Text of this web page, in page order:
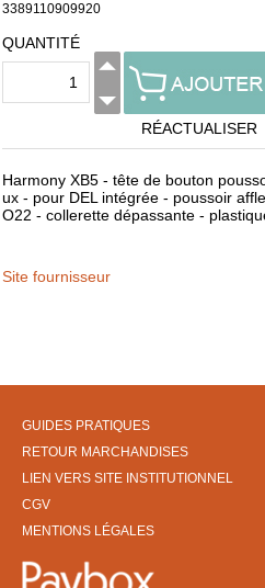
3389110909920
QUANTITÉ
RÉACTUALISER
Harmony XB5 - tête de bouton
ux - pour DEL intégrée - poussoir
O22 - collerette dépassante -
Site fournisseur
GUIDES PRATIQUES
RETOUR MARCHANDISES
LIEN VERS SITE INSTITUTIONNEL
CGV
MENTIONS LÉGALES